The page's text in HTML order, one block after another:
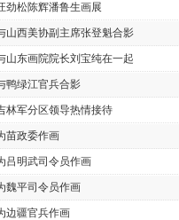
劲松陈辉潘鲁生画展
山西美协副主席张登魁合影
山东画院院长刘宝纯在一起
鸭绿江官兵合影
林军分区领导热情接待
苗政委作画
吕明武司令员作画
魏平司令员作画
边疆官兵作画